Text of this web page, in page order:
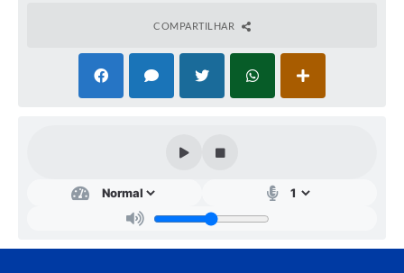
COMPARTILHAR